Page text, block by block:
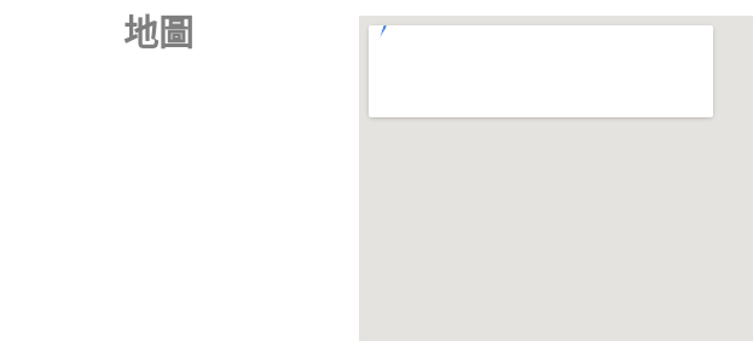
地圖